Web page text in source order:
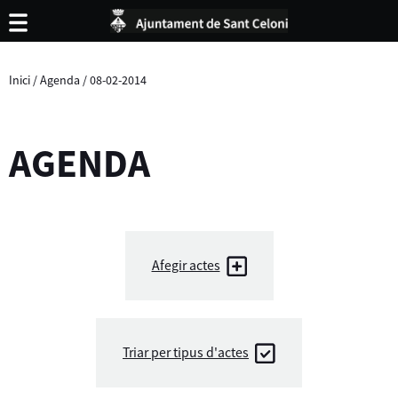
Inici /Agenda /08-02-2014
AGENDA
Afegir actes
Triar per tipus d'actes